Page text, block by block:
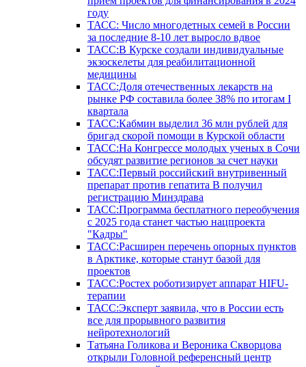
году
ТАСС: Число многодетных семей в России
за последние 8-10 лет выросло вдвое
ТАСС:В Курске создали индивидуальные
экзоскелеты для реабилитационной
медицины
ТАСС:Доля отечественных лекарств на
рынке РФ составила более 38% по итогам I
квартала
ТАСС:Кабмин выделил 36 млн рублей для
бригад скорой помощи в Курской области
ТАСС:На Конгрессе молодых ученых в Сочи
обсудят развитие регионов за счет науки
ТАСС:Первый российский внутривенный
препарат против гепатита В получил
регистрацию Минздрава
ТАСС:Программа бесплатного переобучения
с 2025 года станет частью нацпроекта
"Кадры"
ТАСС:Расширен перечень опорных пунктов
в Арктике, которые станут базой для
проектов
ТАСС:Ростех роботизирует аппарат HIFU-
терапии
ТАСС:Эксперт заявила, что в России есть
все для прорывного развития
нейротехнологий
Татьяна Голикова и Вероника Скворцова
открыли Головной референсный центр